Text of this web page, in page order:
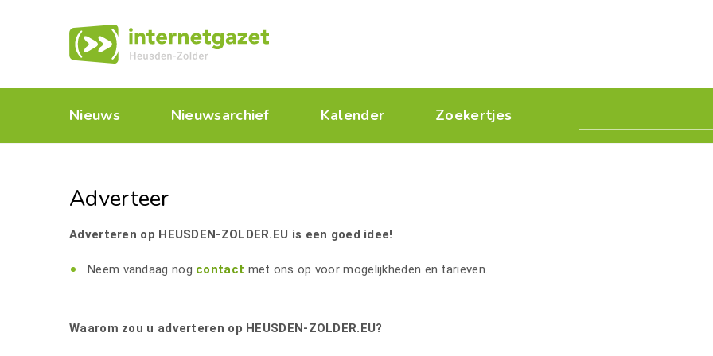
Nieuws Nieuwsarchief Kalender Zoekertjes
Adverteer
Adverteren op HEUSDEN-ZOLDER.EU is een goed idee!
Neem vandaag nog contact met ons op voor mogelijkheden en tarieven.
Waarom zou u adverteren op HEUSDEN-ZOLDER.EU?